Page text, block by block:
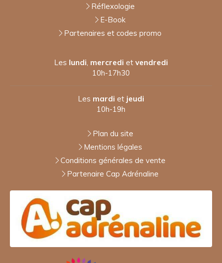
Réflexologie
E-Book
Partenaires et codes promo
Les lundi, mercredi et vendredi
10h-17h30
Les mardi et jeudi
10h-19h
Plan du site
Mentions légales
Conditions générales de vente
Partenaire Cap Adrénaline